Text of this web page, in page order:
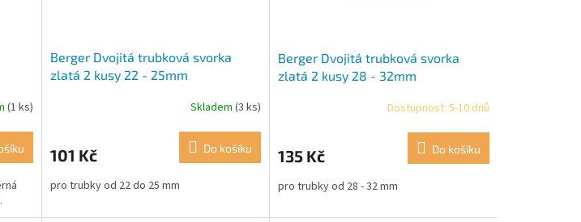
(1 ks)
Berger Dvojitá trubková svorka
zlatá 2 kusy 22 - 25mm
Skladem (3 ks)
101 Kč Do košíku
pro trubky od 22 do 25 mm
Berger Dvojitá trubková svorka
zlatá 2 kusy 28 - 32mm
Dostupnost: 5-10 dnů
135 Kč Do košíku
pro trubky od 28 - 32 mm